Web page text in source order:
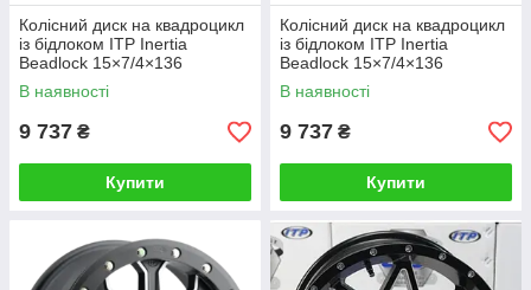
Колісний диск на квадроцикл
із бідлоком ITP Inertia
Beadlock 15×7/4×136
5+2/(+30MM)1522527727B
ALUG14#20#18
В наявності
9 737 ₴
Купити
Колісний диск на квадроцикл
із бідлоком ITP Inertia
Beadlock 15×7/4×136
5+2/(+40MM)1522527727B
ALUG14#BX
В наявності
9 737 ₴
Купити